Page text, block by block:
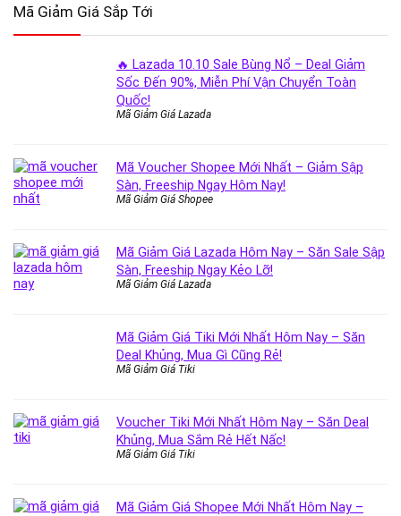
Mã Giảm Giá Sắp Tới
🔥 Lazada 10.10 Sale Bùng Nổ – Deal Giảm
Sốc Đến 90%, Miễn Phí Vận Chuyển Toàn
Quốc!
Mã Giảm Giá Lazada
Mã Voucher Shopee Mới Nhất – Giảm Sập
Sàn, Freeship Ngay Hôm Nay!
Mã Giảm Giá Shopee
Mã Giảm Giá Lazada Hôm Nay – Săn Sale Sập
Sàn, Freeship Ngay Kẻo Lỡ!
Mã Giảm Giá Lazada
Mã Giảm Giá Tiki Mới Nhất Hôm Nay – Săn
Deal Khủng, Mua Gì Cũng Rẻ!
Mã Giảm Giá Tiki
Voucher Tiki Mới Nhất Hôm Nay – Săn Deal
Khủng, Mua Sắm Rẻ Hết Nấc!
Mã Giảm Giá Tiki
Mã Giảm Giá Shopee Mới Nhất Hôm Nay –